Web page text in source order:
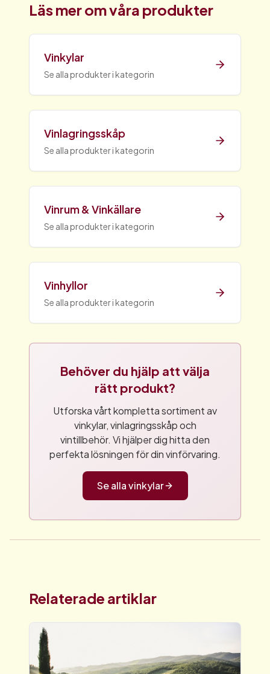
Läs mer om våra produkter
Vinkylar
Se alla produkter i kategorin
Vinlagringsskåp
Se alla produkter i kategorin
Vinrum & Vinkällare
Se alla produkter i kategorin
Vinhyllor
Se alla produkter i kategorin
Behöver du hjälp att välja
rätt produkt?
Utforska vårt kompletta sortiment av
vinkylar, vinlagringsskåp och
vintillbehör. Vi hjälper dig hitta den
perfekta lösningen för din vinförvaring.
Se alla vinkylar
Relaterade artiklar